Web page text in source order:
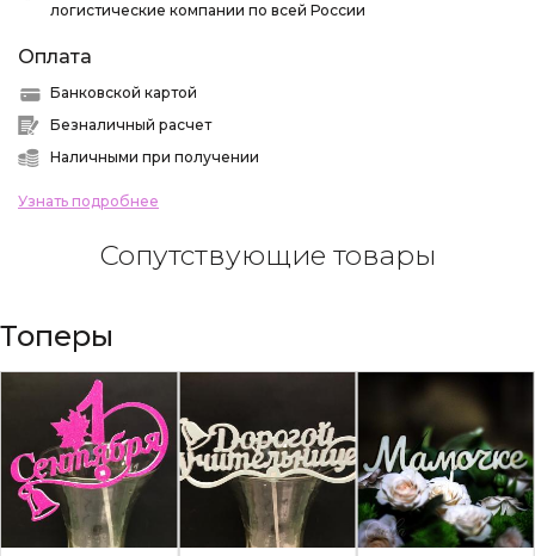
логистические компании по всей России
Оплата
Банковской картой
Безналичный расчет
Наличными при получении
Узнать подробнее
Сопутствующие товары
Топеры